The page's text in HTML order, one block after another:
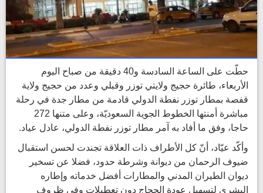
حطّت على الساعة السادسة و40 دقيقة من صباح اليوم
الأربعاء، طائرة حجيج ولايتي توزر وقبلي وعدد من حجيج ولاية
قفصة بمطار توزر نفطة الدولي قادمة من مطار جدة في رحلة
مباشرة أمنتها الخطوط الجوية السعوديّة، وعلى متنها 272
حاجا، وفق ما أفاد به آمر مطار توزر نفطة الدولي، عادل عياد.
وأكّد عيّاد، أنّ كل الأطراف ذات العلاقة تجندت لحسن استقبال
ضيوف الرحمان من ديوانة وشرطة حدود، فضلا عن تسخير
ديوان الطيران المدني والمطارات أفضل خدماته وإطاره
البشري لتسهيل عودة الحجاج دون تعطيلات وفي ظروف